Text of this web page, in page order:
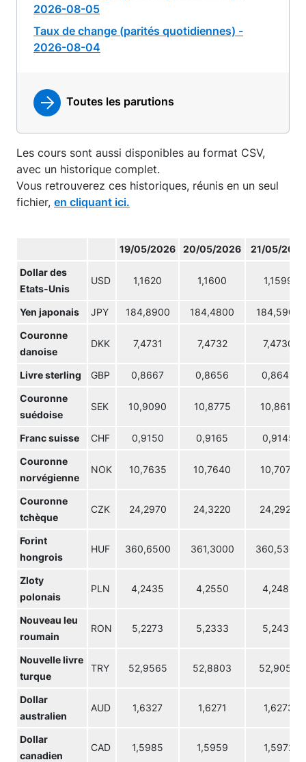
2026-08-05
Taux de change (parités quotidiennes) -
2026-08-04
Toutes les parutions
Les cours sont aussi disponibles au format CSV,
avec un historique complet.
Vous retrouverez ces historiques, réunis en un seul
fichier, en cliquant ici.
19/05/2026 20/05/2026 21/05/2026
Dollar des
Etats-Unis
USD 1,1620 1,1600 1,1599
Yen japonais JPY 184,8900 184,4800 184,5900
Couronne
danoise
DKK 7,4731 7,4732 7,4730
Livre sterling GBP 0,8667 0,8656 0,8643
Couronne
suédoise
SEK 10,9090 10,8775 10,8615
Franc suisse CHF 0,9150 0,9165 0,9145
Couronne
norvégienne
NOK 10,7635 10,7640 10,7075
Couronne
tchèque
CZK 24,2970 24,3220 24,2920
Forint
hongrois
HUF 360,6500 361,3000 360,5300
Zloty
polonais
PLN 4,2435 4,2550 4,2483
Nouveau leu
roumain
RON 5,2273 5,2333 5,2435
Nouvelle livre
turque
TRY 52,9565 52,8803 52,9055
Dollar
australien
AUD 1,6327 1,6271 1,6273
Dollar
canadien
CAD 1,5985 1,5959 1,5972